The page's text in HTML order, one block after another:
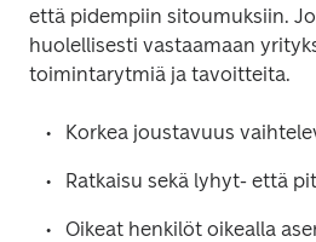
että pidempiin sitoumuksiin.
huolellisesti vastaamaan
toimintarytmiä ja tavoitteita.
Korkea joustavuus
Ratkaisu sekä lyhyt- että
Oikeat henkilöt oikealla